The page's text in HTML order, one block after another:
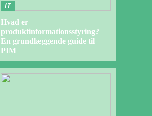
IT
Hvad er
produktinformationsstyring?
En grundlæggende guide til
PIM